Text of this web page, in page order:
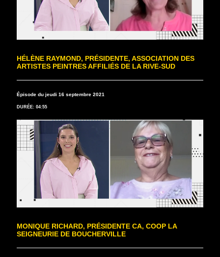
HÉLÈNE RAYMOND, PRÉSIDENTE, ASSOCIATION DES
ARTISTES PEINTRES AFFILIÉS DE LA RIVE-SUD
Épisode du jeudi 16 septembre 2021
DURÉE: 04:55
MONIQUE RICHARD, PRÉSIDENTE CA, COOP LA
SEIGNEURIE DE BOUCHERVILLE